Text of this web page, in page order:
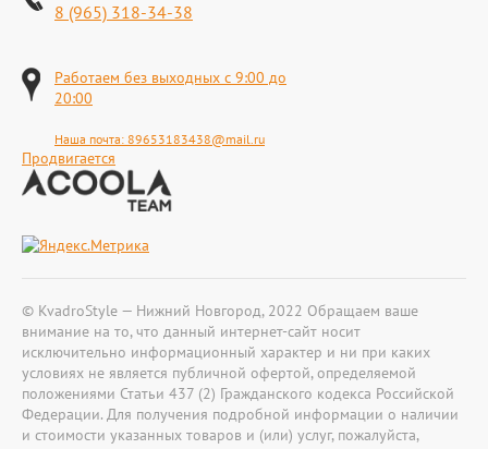
8 (965) 318-34-38
Работаем без выходных с 9:00 до
20:00
Наша почта: 89653183438@mail.ru
Продвигается
© KvadroStyle — Нижний Новгород, 2022 Обращаем ваше
внимание на то, что данный интернет-сайт носит
исключительно информационный характер и ни при каких
условиях не является публичной офертой, определяемой
положениями Статьи 437 (2) Гражданского кодекса Российской
Федерации. Для получения подробной информации о наличии
и стоимости указанных товаров и (или) услуг, пожалуйста,